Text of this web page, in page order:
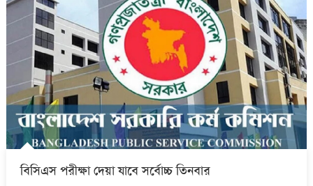
বিসিএস পরীক্ষা দেয়া যাবে সর্বোচ্চ তিনবার